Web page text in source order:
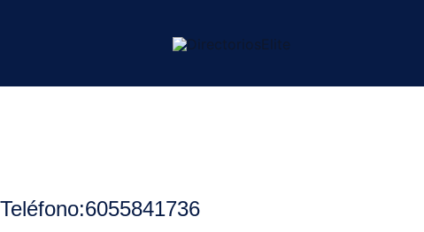
Teléfono:6055841736